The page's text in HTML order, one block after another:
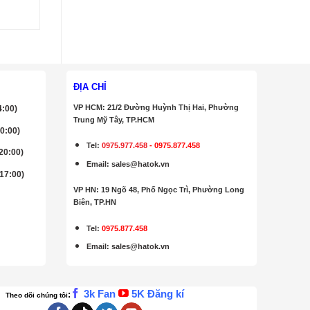
ĐỊA CHỈ
VP HCM: 21/2 Đường Huỳnh Thị Hai, Phường
Trung Mỹ Tây, TP.HCM
Tel:0975.977.458 -0975.877.458
Email:sales@hatok.vn
VP HN: 19 Ngõ 48, Phố Ngọc Trì, Phường Long
Biên, TP.HN
Tel: 0975.877.458
Email :sales@hatok.vn
Theo dõi chúng tôi: 3k Fan 5K Đăng kí